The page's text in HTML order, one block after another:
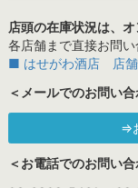
店頭の在庫状況は、
各店舗まで直接お問い
■ はせがわ酒店 店舗
＜メールでのお問い合
⇒
＜お電話でのお問い合